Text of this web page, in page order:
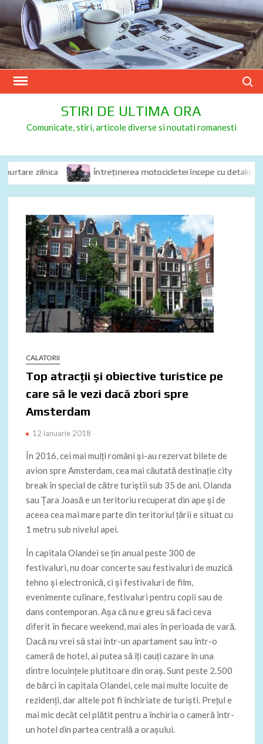
Skip
to
content
STIRI DE ULTIMA ORA
Comunicate, stiri, articole diverse si noutati romanesti
zilnica Întreținerea motocicletei începe cu detalii: de
CALATORII
Top atracții și obiective turistice pe
care să le vezi dacă zbori spre
Amsterdam
12 ianuarie 2018
În 2016, cei mai mulți români și-au rezervatbilete de
avion spre Amsterdam, cea mai căutată destinație city
break în special de către turiștii sub 35 de ani. Olanda
sau Țara Joasă e un teritoriu recuperat din ape și de
aceea cea mai mare parte din teritoriul țării e situat cu
1 metru sub nivelul apei.
În capitala Olandei se țin anual peste 300 de
festivaluri, nu doar concerte sau festivaluri de muzică
tehno și electronică, ci și festivaluri de film,
evenimente culinare, festivaluri pentru copii sau de
dans contemporan. Așa că nu e greu să faci ceva
diferit în fiecare weekend, mai ales în perioada de vară.
Dacă nu vrei să stai într-un apartament sau într-o
cameră de hotel, ai putea să îți cauți cazare în una
dintre locuințele plutitoare din oraș. Sunt peste 2.500
de bărci în capitala Olandei, cele mai multe locuite de
rezidenți, dar altele pot fi închiriate de turiști. Prețul e
mai mic decât cel plătit pentru a închiria o cameră într-
un hotel din partea centrală a orașului.